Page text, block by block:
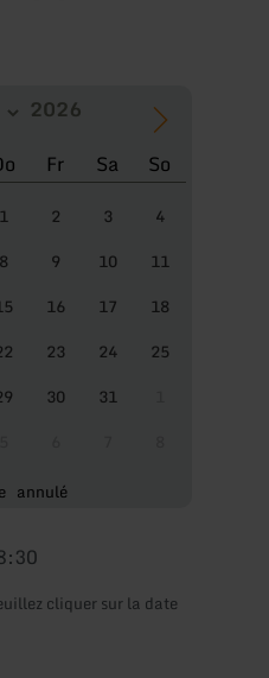
Fr Sa So
1 2 3
4
8 9 10
11
16 17
18
23 24
25
30 31
annulé
cliquer sur la date